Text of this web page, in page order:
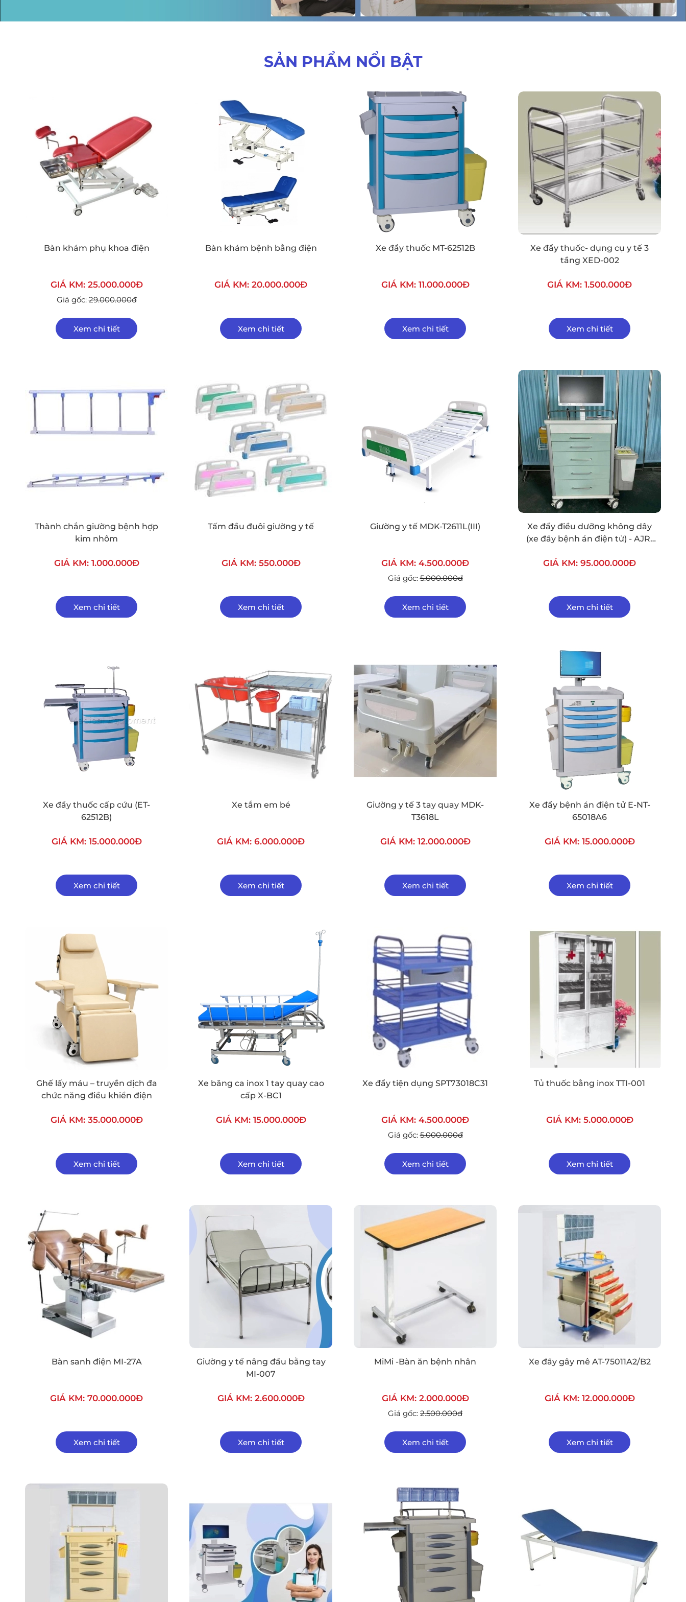
SẢN PHẨM NỔI BẬT
Bàn khám phụ khoa điện
GIÁ KM: 25.000.000Đ
Giá gốc:29.000.000đ
Xem chi tiết
Bàn khám bệnh bằng điện
GIÁ KM: 20.000.000Đ
Xem chi tiết
Xe đẩy thuốc MT-62512B
GIÁ KM: 11.000.000Đ
Xem chi tiết
Xe đẩy thuốc- dụng cụ y tế 3
tầng XED-002
GIÁ KM: 1.500.000Đ
Xem chi tiết
Thành chắn giường bệnh hợp
kim nhôm
GIÁ KM: 1.000.000Đ
Xem chi tiết
Tấm đầu đuôi giường y tế
GIÁ KM: 550.000Đ
Xem chi tiết
Giường y tế MDK-T2611L(III)
GIÁ KM: 4.500.000Đ
Giá gốc:5.000.000đ
Xem chi tiết
Xe đẩy điều dưỡng không dây
(xe đẩy bệnh án điện tử) - AJR-
GIÁ KM: 95.000.000Đ
Xem chi tiết
Xe đẩy thuốc cấp cứu (ET-
62512B)
GIÁ KM: 15.000.000Đ
Xem chi tiết
Xe tắm em bé
GIÁ KM: 6.000.000Đ
Xem chi tiết
Giường y tế 3 tay quay MDK-
T3618L
GIÁ KM: 12.000.000Đ
Xem chi tiết
Xe đẩy bệnh án điện tử E-NT-
65018A6
GIÁ KM: 15.000.000Đ
Xem chi tiết
Ghế lấy máu – truyền dịch đa
chức năng điều khiển điện
GIÁ KM: 35.000.000Đ
Xem chi tiết
Xe băng ca inox 1 tay quay cao
cấp X-BC1
GIÁ KM: 15.000.000Đ
Xem chi tiết
Xe đẩy tiện dụng SPT73018C31
GIÁ KM: 4.500.000Đ
Giá gốc:5.000.000đ
Xem chi tiết
Tủ thuốc bằng inox TTI-001
GIÁ KM: 5.000.000Đ
Xem chi tiết
Bàn sanh điện MI-27A
GIÁ KM: 70.000.000Đ
Xem chi tiết
Giường y tế nâng đầu bằng tay
MI-007
GIÁ KM: 2.600.000Đ
Xem chi tiết
MiMi -Bàn ăn bệnh nhân
GIÁ KM: 2.000.000Đ
Giá gốc: 2.500.000đ
Xem chi tiết
Xe đẩy gây mê AT-75011A2/B2
GIÁ KM: 12.000.000Đ
Xem chi tiết